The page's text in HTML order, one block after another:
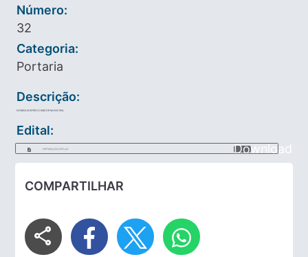
Número:
32
Categoria:
Portaria
Descrição:
NOMEIA SUB PROCURADOR MUNICIPAL
Edital:
PORTARIA_032_2025.pdf Download
COMPARTILHAR
share